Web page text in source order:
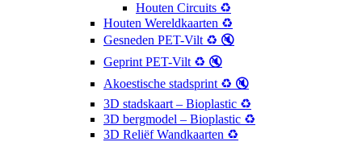
Houten Circuits ♻️
Houten Wereldkaarten ♻️
Gesneden PET-Vilt ♻️ 🔇
Geprint PET-Vilt ♻️ 🔇
Akoestische stadsprint ♻️ 🔇
3D stadskaart – Bioplastic ♻️
3D bergmodel – Bioplastic ♻️
3D Reliëf Wandkaarten ♻️